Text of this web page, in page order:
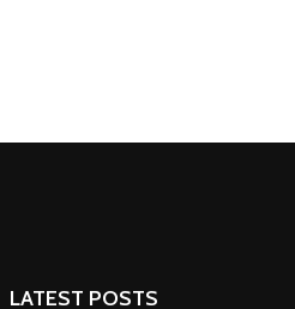
LATEST POSTS